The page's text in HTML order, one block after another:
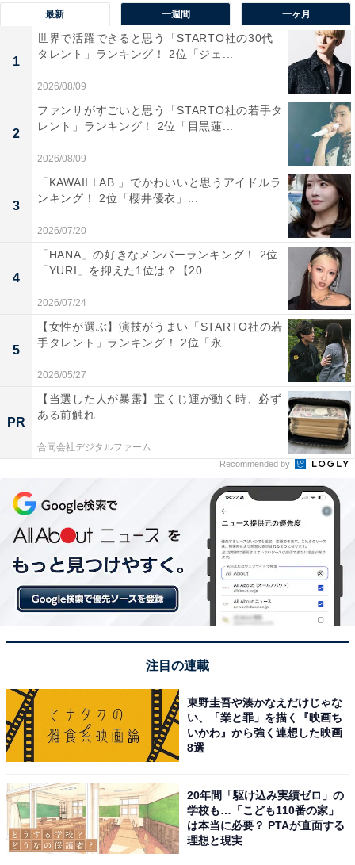
A post shared by 石田ゆり子 Yuriko Ishida (@yuriyuri1003)
1位は石田ゆり子さんでした。1988年に俳優デビューし
て以来、多くのドラマや映画に出演して俳優としてのキ
ャリアと知名度を積み上げています。2016年に放送され
たドラマ『逃げるは恥だが役に立つ』（TBS系）では、
主人公を優しく見守る叔母役がハマり役となり、演技力
の高さや透明感のある魅力が改めて注目されました。
回答者のコメントを見ると「喋るスピードがゆっくりで
口調が優しいからです」（30代女性／東京都）、「時々
出るトーク番組などでも、自分から前に前に出る様子は
なく、話す感じも穏やかなので」（40代女性／東京
都）、「品があり、周りへの配慮ができる大人の女性と
いう感じがするので、立ち居振る舞いも謙虚そうです」
（30代女性／兵庫県）といった声がありました。
※回答者のコメントは原文ママです
最新 一週間 一ヶ月
1
世界で活躍できると思う「STARTO社の30代
タレント」ランキング！ 2位「ジェ...
2026/08/09
2
ファンサがすごいと思う「STARTO社の若手タ
レント」ランキング！ 2位「目黒蓮...
2026/08/09
3
「KAWAII LAB.」でかわいいと思うアイドルラ
ンキング！ 2位「櫻井優衣」...
2026/07/20
4
「HANA」の好きなメンバーランキング！ 2位
「YURI」を抑えた1位は？【20...
2026/07/24
5
【女性が選ぶ】演技がうまい「STARTO社の若
手タレント」ランキング！ 2位「永...
2026/05/27
PR
【当選した人が暴露】宝くじ運が動く時、必ず
ある前触れ
合同会社デジタルファーム
Recommended by
注目の連載
東野圭吾や湊かなえだけじゃな
い、「業と罪」を描く『映画ち
いかわ』から強く連想した映画
8選
20年間「駆け込み実績ゼロ」の
学校も…「こども110番の家」
は本当に必要？ PTAが直面する
理想と現実